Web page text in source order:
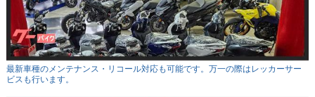
最新車種のメンテナンス・リコール対応も可能です。万一の際はレッカーサー
ビスも行います。